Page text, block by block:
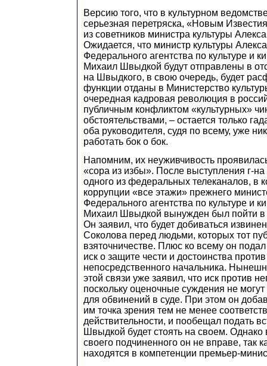
Версию того, что в культурном
серьезная перетряска, «Новым
из советников министра культуры
Ожидается, что министр культуры
Федерального агентства по культуре и
Михаил Швыдкой будут отправлены в
на Швыдкого, в свою очередь, будет
функции отданы в Министерство
очередная кадровая революция в
публичным конфликтом «культурных»
обстоятельствами, – остается только
оба руководителя, судя по всему, уже
работать бок о бок.
Напомним, их неуживчивость
«сора из избы». После выступления г-
одного из федеральных телеканалов, в
коррупции «все этажи» прежнего
Федерального агентства по культуре и
Михаил Швыдкой вынужден был пойти в
Он заявил, что будет добиваться
Соколова перед людьми, которых тот
взяточничестве. Плюс ко всему он
иск о защите чести и достоинства
непосредственного начальника.
этой связи уже заявил, что иск против
поскольку оценочные суждения не
для обвинений в суде. При этом он
им точка зрения тем не менее
действительности, и пообещал подать
Швыдкой будет стоять на своем. Однако
своего подчиненного он не вправе, так
находятся в компетенции премьер-